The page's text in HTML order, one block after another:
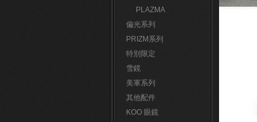
PLAZMA
偏光系列
PRIZM系列
特別限定
雪鏡
美軍系列
其他配件
KOO 眼鏡